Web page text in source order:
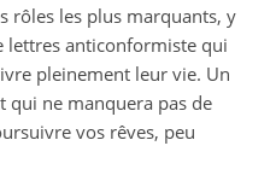
rôles les plus marquants, y
lettres anticonformiste qui
pleinement leur vie. Un
ne manquera pas de
vos rêves, peu